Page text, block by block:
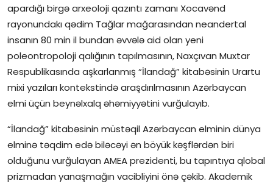
apardığı birgə arxeoloji qazıntı zamanı Xocavənd
rayonundakı qədim Tağlar mağarasından neandertal
insanın 80 min il bundan əvvələ aid olan yeni
poleontropoloji qalığının tapılmasının, Naxçıvan Muxtar
Respublikasında aşkarlanmış “İlandağ” kitabəsinin Urartu
mixi yazıları kontekstində araşdırılmasının Azərbaycan
elmi üçün beynəlxalq əhəmiyyətini vurğulayıb.
“İlandağ” kitabəsinin müstəqil Azərbaycan elminin dünya
elminə təqdim edə biləcəyi ən böyük kəşflərdən biri
olduğunu vurğulayan AMEA prezidenti, bu tapıntıya qlobal
prizmadan yanaşmağın vacibliyini önə çəkib. Akademik